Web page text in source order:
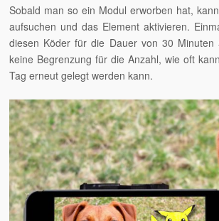
Sobald man so ein Modul erworben hat,
aufsuchen und das Element aktivieren.
diesen Köder für die Dauer von 30
keine Begrenzung für die Anzahl, wie oft
Tag erneut gelegt werden kann.